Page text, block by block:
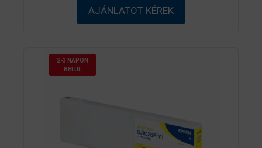
-
ő
AJÁNLATOT KÉREK
2-3 NAPON
BELÜL